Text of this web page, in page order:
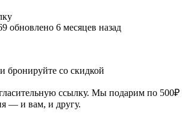
обновлено 6 месяцев назад
бронируйте со скидкой
ссылку. Мы подарим по 500₽
— и вам, и другу.